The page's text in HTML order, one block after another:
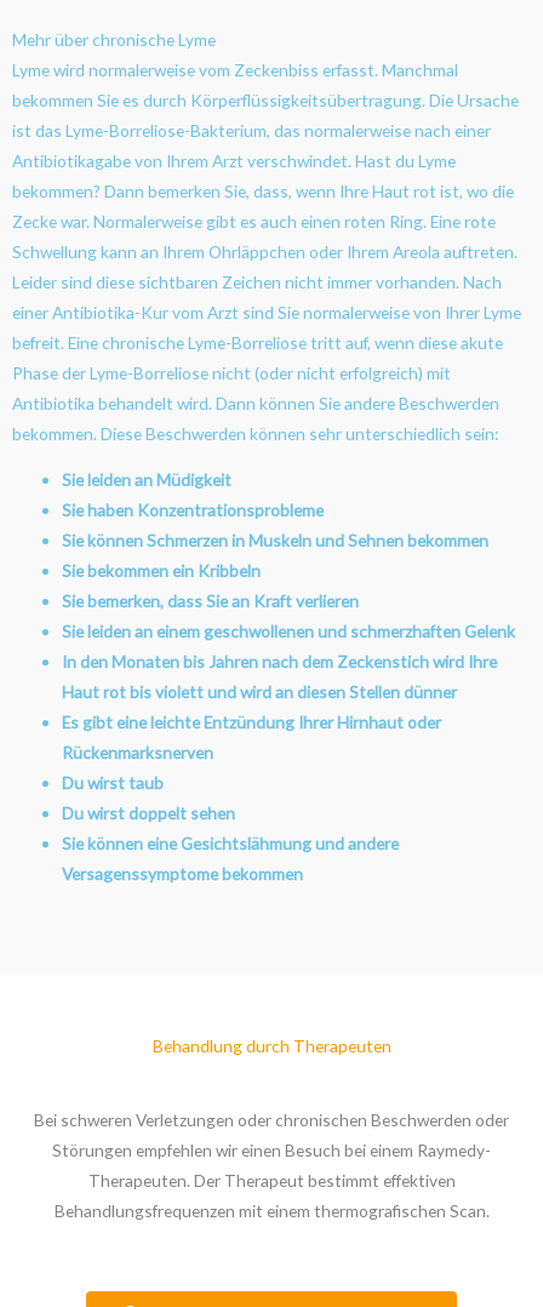
Mehr über chronische Lyme
Lyme wird normalerweise vom Zeckenbiss erfasst. Manchmal
bekommen Sie es durch Körperflüssigkeitsübertragung. Die Ursache
ist das Lyme-Borreliose-Bakterium, das normalerweise nach einer
Antibiotikagabe von Ihrem Arzt verschwindet. Hast du Lyme
bekommen? Dann bemerken Sie, dass, wenn Ihre Haut rot ist, wo die
Zecke war. Normalerweise gibt es auch einen roten Ring. Eine rote
Schwellung kann an Ihrem Ohrläppchen oder Ihrem Areola auftreten.
Leider sind diese sichtbaren Zeichen nicht immer vorhanden. Nach
einer Antibiotika-Kur vom Arzt sind Sie normalerweise von Ihrer Lyme
befreit. Eine chronische Lyme-Borreliose tritt auf, wenn diese akute
Phase der Lyme-Borreliose nicht (oder nicht erfolgreich) mit
Antibiotika behandelt wird. Dann können Sie andere Beschwerden
bekommen. Diese Beschwerden können sehr unterschiedlich sein:
Sie leiden an Müdigkeit
Sie haben Konzentrationsprobleme
Sie können Schmerzen in Muskeln und Sehnen bekommen
Sie bekommen ein Kribbeln
Sie bemerken, dass Sie an Kraft verlieren
Sie leiden an einem geschwollenen und schmerzhaften Gelenk
In den Monaten bis Jahren nach dem Zeckenstich wird Ihre
Haut rot bis violett und wird an diesen Stellen dünner
Es gibt eine leichte Entzündung Ihrer Hirnhaut oder
Rückenmarksnerven
Du wirst taub
Du wirst doppelt sehen
Sie können eine Gesichtslähmung und andere
Versagenssymptome bekommen
Behandlung durch Therapeuten
Bei schweren Verletzungen oder chronischen Beschwerden oder
Störungen empfehlen wir einen Besuch bei einem Raymedy-
Therapeuten. Der Therapeut bestimmt effektiven
Behandlungsfrequenzen mit einem thermografischen Scan.